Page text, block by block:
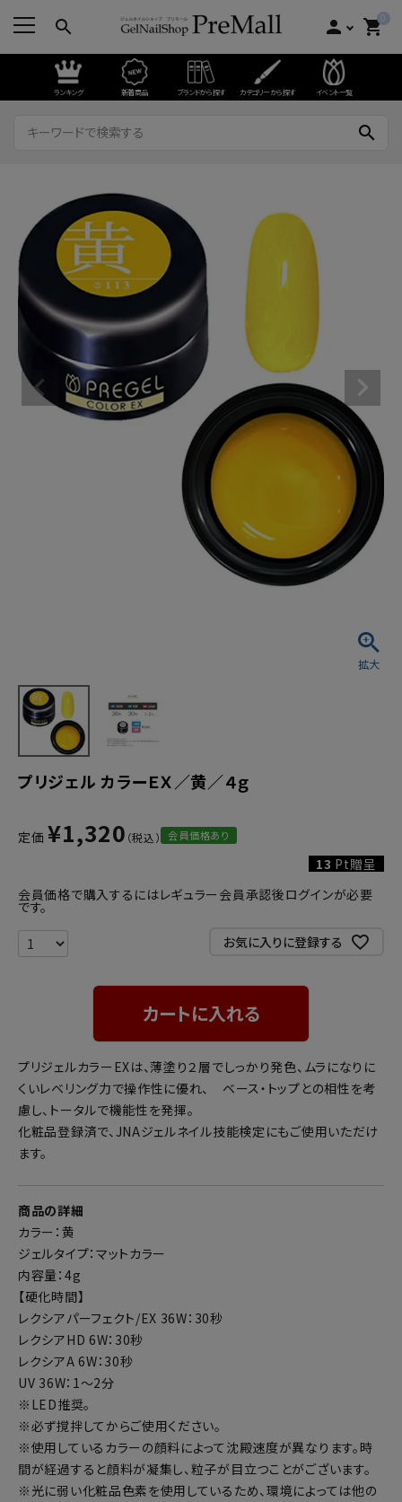
search person 0
shopping_cart
ランキング 新着商品 ブランドから探す カテゴリーから探す イベント一覧
search
プリジェル カラーＥＸ／黄／４ｇ
定価 ¥1,320 会員価格あり
13 Pt贈呈
会員価格で購入するにはレギュラー会員承認後ログインが必要
です。
お気に入りに登録する
カートに入れる
プリジェルカラーEXは、薄塗り２層でしっかり発色、ムラになりに
くいレベリング力で操作性に優れ、 ベース・トップとの相性を考
慮し、トータルで機能性を発揮。
化粧品登録済で、JNAジェルネイル技能検定にもご使用いただけ
ます。
商品の詳細
カラー：黄
ジェルタイプ：マットカラー
内容量：4g
【硬化時間】
レクシアパーフェクト/EX 36W：30秒
レクシアHD 6W：30秒
レクシアA 6W：30秒
UV 36W：1～2分
※LED推奨。
※必ず撹拌してからご使用ください。
※使用しているカラーの顔料によって沈殿速度が異なります。時
間が経過すると顔料が凝集し、粒子が目立つことがございます。
※光に弱い化粧品色素を使用しているため、環境によっては他の